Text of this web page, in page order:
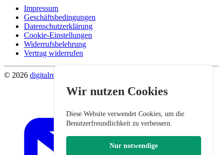
Impressum
Geschäftsbedingungen
Datenschutzerklärung
Cookie-Einstellungen
Widerrufsbelehrung
Vertrag widerrufen
© 2026 digitalrevier
Wir nutzen Cookies
Diese Website verwendet Cookies, um die
Benutzerfreundlichkeit zu verbessern.
Nur notwendige